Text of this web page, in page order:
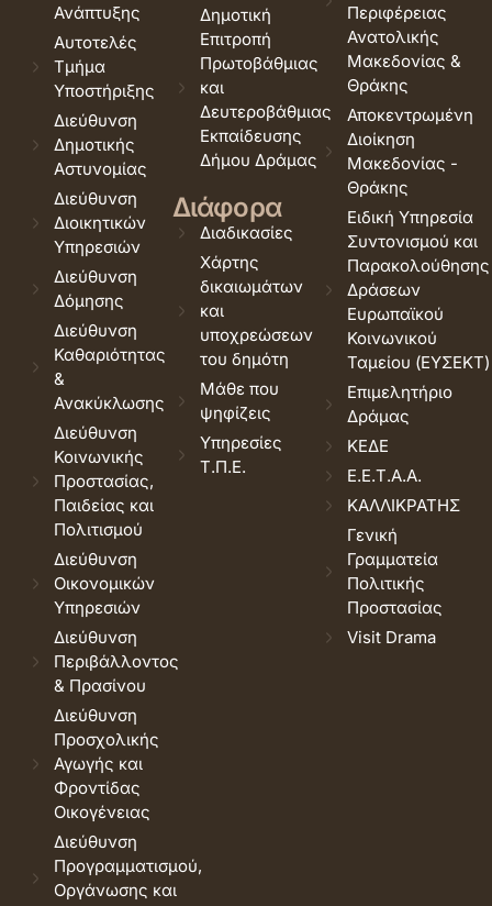
Ανάπτυξης
Αυτοτελές
Τμήμα
Υποστήριξης
Διεύθυνση
Δημοτικής
Αστυνομίας
Διεύθυνση
Διοικητικών
Υπηρεσιών
Διεύθυνση
Δόμησης
Διεύθυνση
Καθαριότητας
&
Ανακύκλωσης
Διεύθυνση
Κοινωνικής
Προστασίας,
Παιδείας και
Πολιτισμού
Διεύθυνση
Οικονομικών
Υπηρεσιών
Διεύθυνση
Περιβάλλοντος
& Πρασίνου
Διεύθυνση
Προσχολικής
Αγωγής και
Φροντίδας
Οικογένειας
Διεύθυνση
Προγραμματισμού,
Οργάνωσης και
Δημοτική
Επιτροπή
Πρωτοβάθμιας
και
Δευτεροβάθμιας
Εκπαίδευσης
Δήμου Δράμας
Διάφορα
Διαδικασίες
Χάρτης
δικαιωμάτων
και
υποχρεώσεων
του δημότη
Μάθε που
ψηφίζεις
Υπηρεσίες
Τ.Π.Ε.
Περιφέρειας
Ανατολικής
Μακεδονίας &
Θράκης
Αποκεντρωμένη
Διοίκηση
Μακεδονίας -
Θράκης
Ειδική Υπηρεσία
Συντονισμού και
Παρακολούθησης
Δράσεων
Ευρωπαϊκού
Κοινωνικού
Ταμείου (ΕΥΣΕΚΤ)
Επιμελητήριο
Δράμας
ΚΕΔΕ
Ε.Ε.Τ.Α.Α.
ΚΑΛΛΙΚΡΑΤΗΣ
Γενική
Γραμματεία
Πολιτικής
Προστασίας
Visit Drama